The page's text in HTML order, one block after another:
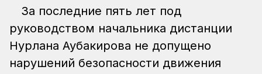
За последние пять лет под
руководством начальника дистанции
Нурлана Аубакирова не допущено
нарушений безопасности движения